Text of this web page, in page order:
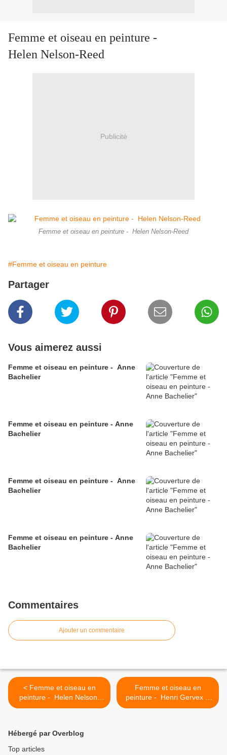
Femme et oiseau en peinture -
Helen Nelson-Reed
Publicité
Femme et oiseau en peinture - Helen Nelson-Reed
#Femme et oiseau en peinture
Partager
Vous aimerez aussi
Femme et oiseau en peinture - Anne
Bachelier
Femme et oiseau en peinture - Anne
Bachelier
Femme et oiseau en peinture - Anne
Bachelier
Femme et oiseau en peinture - Anne
Bachelier
Commentaires
Ajouter un commentaire
< Femme et oiseau en
peinture - Helen Nelson-
Reed
Femme et oiseau en
peinture - Henri Gervex -
le moineau >
Hébergé par Overblog
Top articles